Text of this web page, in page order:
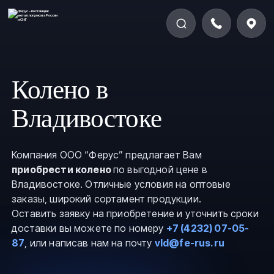
Колено в
Владивостоке
Компания ООО “Ферус” предлагает Вам
приобрести коленопо выгодной цене в
Владивостоке. Отличные условия на оптовые
заказы, широкий сортамент продукции.
Оставить заявку на приобретение и уточнить сроки
доставки вы можете по номеру +7 (4232) 07-05-
87, или написав нам на почту vld@fe-rus.ru